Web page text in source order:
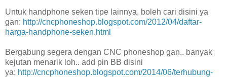
Untuk handphone seken tipe lainnya, boleh cari disini ya
gan: http://cncphoneshop.blogspot.com/2012/04/daftar-
harga-handphone-seken.html
Bergabung segera dengan CNC phoneshop gan.. banyak
kejutan menarik loh.. add pin BB disini
ya: http://cncphoneshop.blogspot.com/2014/06/terhubung-